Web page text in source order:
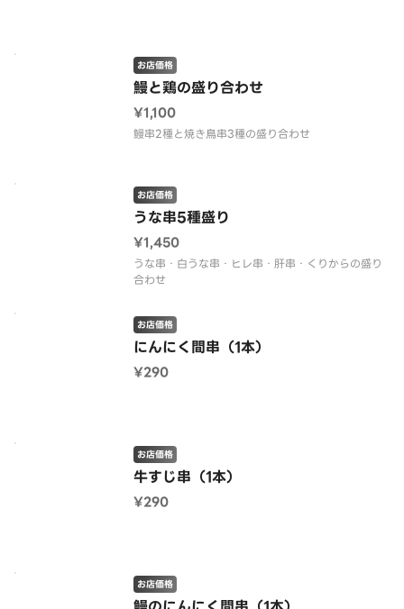
鰻と鶏の盛り合わせ
お店価格
¥1,100
鰻串2種と焼き鳥串3種の盛り合わせ
うな串5種盛り
お店価格
¥1,450
うな串・白うな串・ヒレ串・肝串・くりからの盛り
合わせ
にんにく間串（1本）
お店価格
¥290
牛すじ串（1本）
お店価格
¥290
お店価格